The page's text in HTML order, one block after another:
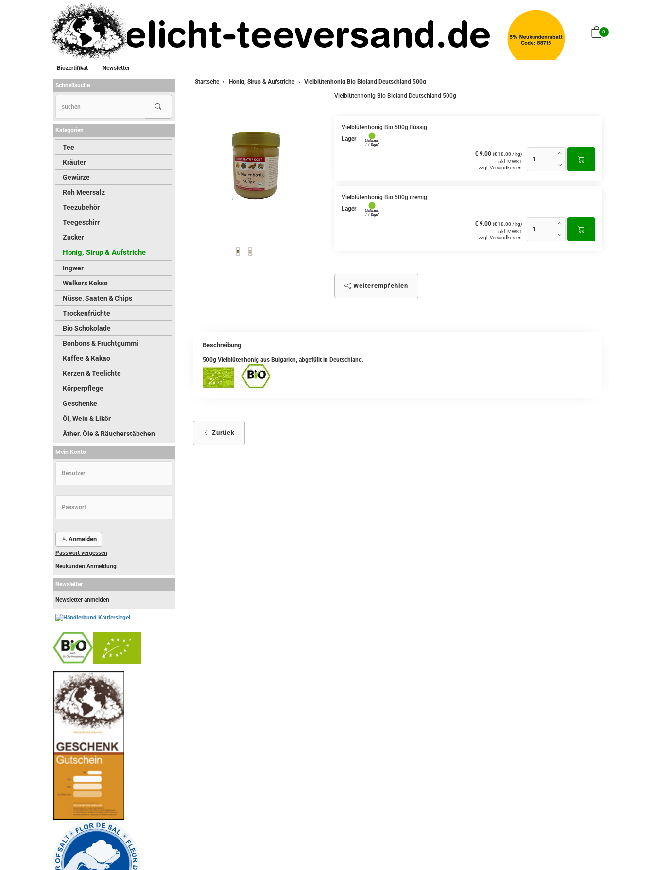
0
Biozertifikat
Newsletter
Startseite
Honig, Sirup & Aufstriche Vielblütenhonig Bio Bioland Deutschland 500g
Vielblütenhonig Bio Bioland Deutschland 500g
Vielblütenhonig Bio 500g flüssig
Lager
€ 9.00 (€ 18.00 / kg)
inkl. MWST
zzgl. Versandkosten
Vielblütenhonig Bio 500g cremig
Lager
€ 9.00 (€ 18.00 / kg)
inkl. MWST
zzgl. Versandkosten
Weiterempfehlen
Beschreibung
500g Vielblütenhonig aus Bulgarien, abgefüllt in Deutschland.
Zurück
Schnellsuche
Kategorien
Tee
Kräuter
Gewürze
Roh Meersalz
Teezubehör
Teegeschirr
Zucker
Honig, Sirup & Aufstriche
Ingwer
Walkers Kekse
Nüsse, Saaten & Chips
Trockenfrüchte
Bio Schokolade
Bonbons & Fruchtgummi
Kaffee & Kakao
Kerzen & Teelichte
Körperpflege
Geschenke
Öl, Wein & Likör
Äther. Öle & Räucherstäbchen
Mein Konto
Anmelden
Passwort vergessen
Neukunden Anmeldung
Newsletter
Newsletter anmelden